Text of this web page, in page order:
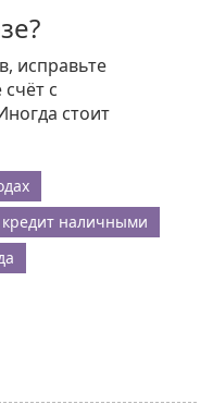
исправьте
с
стоит
кредит наличными